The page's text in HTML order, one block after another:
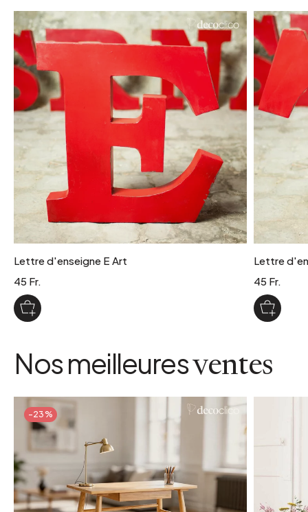
Lettre d'enseigne E Art
45 Fr.
Lettre
45 Fr.
Nos meilleuresventes
-23%